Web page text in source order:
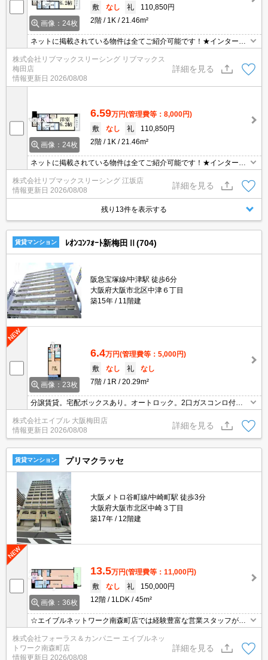
画像：24枚
敷
なし 礼
110,850円
2階
1K 21.46m²
ネットに掲載されている物件は全てご紹介可能です！★インターネ
ット・Wi-Fi無料★ペット相談可能★初期費用クレジット決済可能★
人気の分譲型マンション★
株式会社リブマックスリーシング リブマックス
梅田店
情報更新日 2026/08/08
詳細を見る
画像：24枚
6.59万円(管理費等：8,000円)
敷
なし 礼
110,850円
2階
1K 21.46m²
ネットに掲載されている物件は全てご紹介可能です！★インターネ
ット・Wi-Fi無料★ペット相談可能★初期費用クレジット決済可能★
人気の分譲型マンション★
株式会社リブマックスリーシング 江坂店
情報更新日 2026/08/08
詳細を見る
残り13件を表示する
賃貸マンション ﾚｵﾝｺﾝﾌｫｰﾄ新梅田Ⅱ(704)
阪急宝塚線/中津駅 徒歩6分
大阪府大阪市北区中津６丁目
築15年
11階建
画像：23枚
6.4万円(管理費等：5,000円)
敷
なし 礼
なし
7階
1R 20.29m²
分譲賃貸。宅配ボックスあり。オートロック。2口ガスコンロ付。
温水洗浄便座付き。南向き。
株式会社エイブル 大阪梅田店
情報更新日 2026/08/08
詳細を見る
賃貸マンション プリマクラッセ
大阪メトロ谷町線/中崎町駅 徒歩3分
大阪府大阪市北区中崎３丁目
築17年
12階建
画像：36枚
13.5万円(管理費等：11,000円)
敷
なし 礼
150,000円
12階
1LDK 45m²
☆エイブルネットワーク南森町店では経験豊富な営業スタッフが多
数在籍しており、全力でサポートさせて頂きます☆ご希望の物件の
現地付近にて待ち合わせをさせていただきご内覧いただくサービス
や、主要駅までのお迎えサービスも実施中です☆詳しくは「エイブ
株式会社フォーラス＆カンパニー エイブルネッ
トワーク南森町店
情報更新日 2026/08/08
詳細を見る